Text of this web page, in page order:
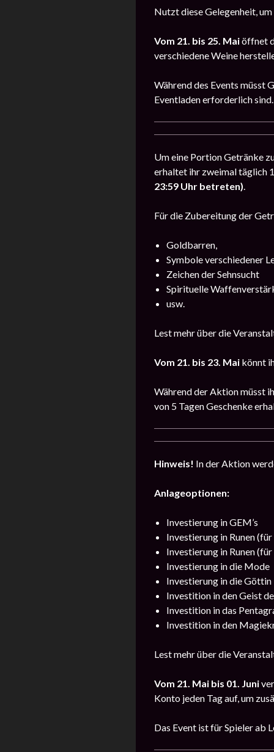
Nutzt diese Gelegenheit,
Vom 21. bis 25. Maiöffnet
verschiedene Weine
Während des Events müsst
Eventladen erforderlich sind.
Um eine Portion Getränke
erhaltet ihr zweimal täglich
23:59 Uhr betreten).
Für die Zubereitung der
Goldbarren,
Symbole verschiedener
Zeichen der Sehnsucht
Spirituelle
usw.
Lest mehr über die
Vom 21. bis 23. Mai könnt
Während der Aktion müsst
von 5 Tagen Geschenke
Hinweis! In der Aktion
Anlageoptionen:
Investierung in GEM’s
Investierung in Runen
Investierung in Runen
Investierung in die Mode
Investierung in die Göttin
Investition in den Geist
Investition in das
Investition in den
Lest mehr über die
Vom 21. Mai bis 01. Juni
Konto jeden Tag auf, um
Das Event ist für Spieler ab